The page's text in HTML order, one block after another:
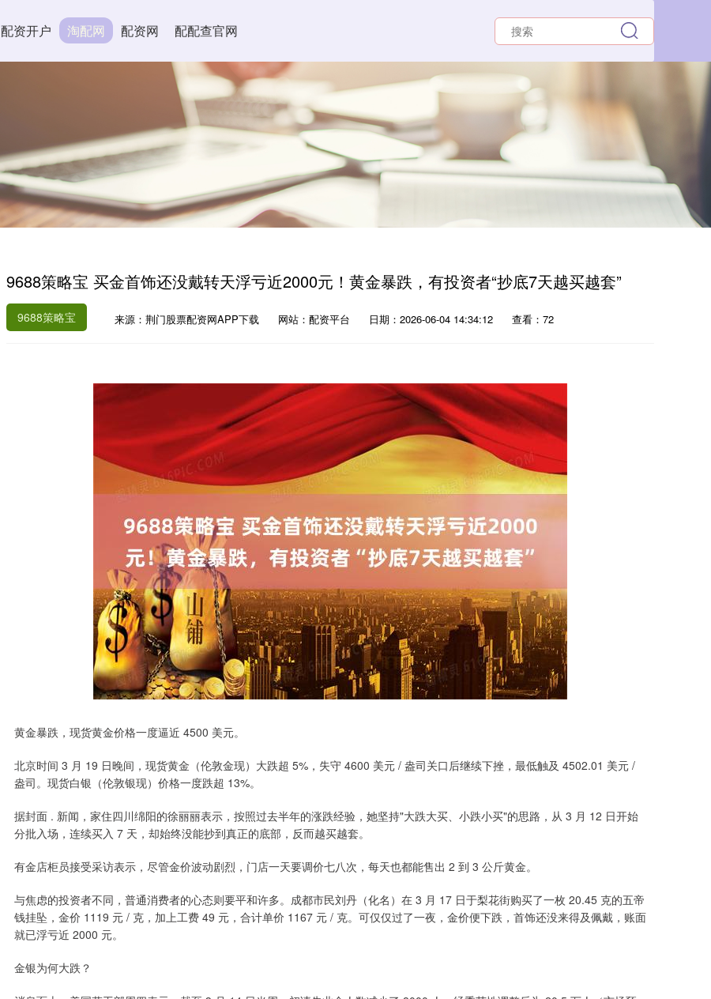
配资开户 淘配网 配资网 配配查官网
9688策略宝 买金首饰还没戴转天浮亏近2000元！黄金暴跌，有投资者“抄底7天越买越套”
9688策略宝 来源：荆门股票配资网APP下载 网站：配资平台 日期：2026-06-04 14:34:12 查看：72
黄金暴跌，现货黄金价格一度逼近 4500 美元。
北京时间 3 月 19 日晚间，现货黄金（伦敦金现）大跌超 5%，失守 4600 美元 / 盎司关口后继续下挫，最低触及 4502.01 美元 /
盎司。现货白银（伦敦银现）价格一度跌超 13%。
据封面 . 新闻，家住四川绵阳的徐丽丽表示，按照过去半年的涨跌经验，她坚持"大跌大买、小跌小买"的思路，从 3 月 12 日开始
分批入场，连续买入 7 天，却始终没能抄到真正的底部，反而越买越套。
有金店柜员接受采访表示，尽管金价波动剧烈，门店一天要调价七八次，每天也都能售出 2 到 3 公斤黄金。
与焦虑的投资者不同，普通消费者的心态则要平和许多。成都市民刘丹（化名）在 3 月 17 日于梨花街购买了一枚 20.45 克的五帝
钱挂坠，金价 1119 元 / 克，加上工费 49 元，合计单价 1167 元 / 克。可仅仅过了一夜，金价便下跌，首饰还没来得及佩戴，账面
就已浮亏近 2000 元。
金银为何大跌？